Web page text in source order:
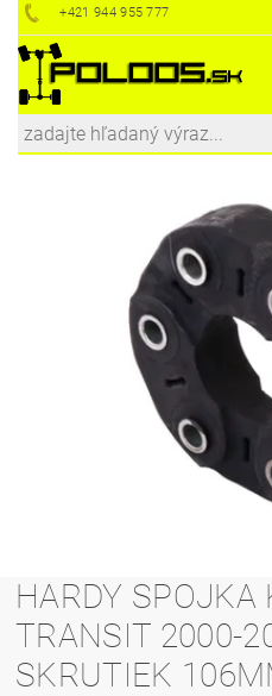
+421 944 955 777
HARDY SPOJKA
TRANSIT 2000-
SKRUTIEK